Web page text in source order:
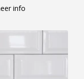
info